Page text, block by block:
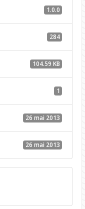
1.0.0
284
104.59 KB
1
26 mai 2013
26 mai 2013